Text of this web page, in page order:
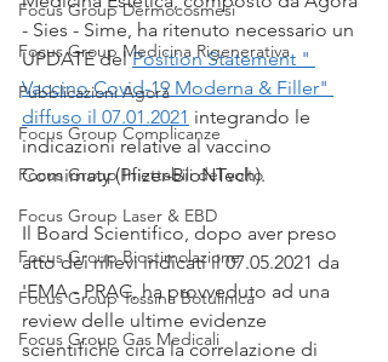
Focus Group Dermocosmesi
Focus Group Medicina Rigenerativa
Pubblicazioni Agorà
Focus Group Complicanze
Focus Group Iniettabili del volto
Focus Group Laser & EBD
Focus Group Biostimolazione
Focus Group Tossina Botulinica
Focus Group Gas Medicali
- Sies - Sime, ha ritenuto necessario un
UPDATE del Position Statement "
Vaccino Covid-19 Moderna & Filler"
diffuso il 07.01.2021 integrando le
indicazioni relative al vaccino
Comirnaty (Pfizer-BioNTech).
Il Board Scientifico, dopo aver preso
atto dei rilievi indicati il 07.05.2021 da
'EMA - PRAC, ha provveduto ad una
review delle ultime evidenze
scientifiche circa la correlazione di